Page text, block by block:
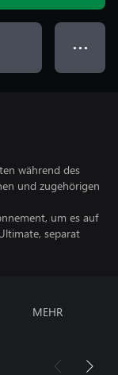
● ● ●
während des
und zugehörigen
um es auf
separat
MEHR